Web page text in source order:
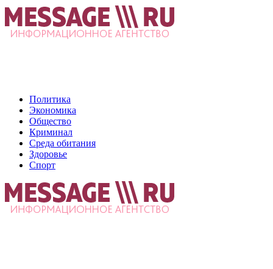
Политика
Экономика
Общество
Криминал
Среда обитания
Здоровье
Спорт